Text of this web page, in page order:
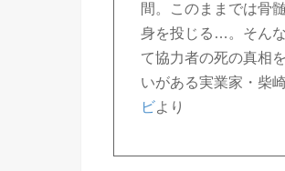
間。このままでは骨
身を投じる…。そん
て協力者の死の真相
いがある実業家・柴
ビより